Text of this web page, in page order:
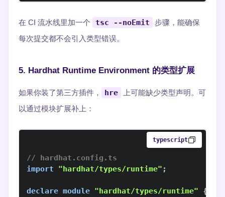
在 CI 流水线里加一个 tsc --noEmit
步骤，能确保
每次提交都不会引入类型错误。
5. Hardhat Runtime Environment 的类型扩展
如果你装了第三方插件， hre
上可能缺少类型声明。可
以通过模块扩展补上：
typescript
// hardhat.config.ts
import
"hardhat/types/runtime" ;
declare module "hardhat/types/runtime"
{